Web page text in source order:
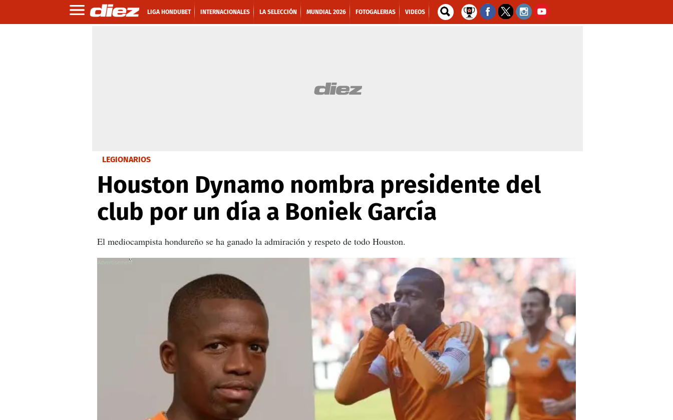
LIGA HONDUBET INTERNACIONALES LA SELECCIÓN MUNDIAL 2026 FOTOGALERIAS VIDEOS
LEGIONARIOS
Houston Dynamo nombra presidente del
club por un día a Boniek García
El mediocampista hondureño se ha ganado la admiración y respeto de todo Houston.
X